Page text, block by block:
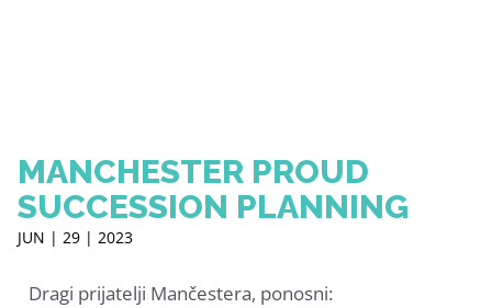
MANCHESTER PROUD
SUCCESSION PLANNING
JUN | 29 | 2023
Dragi prijatelji Mančestera, ponosni: